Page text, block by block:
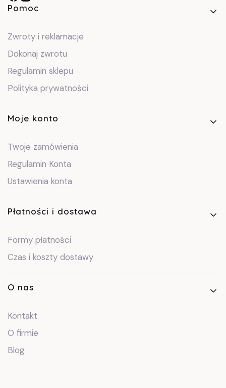
Linki w stopce
Pomoc
Zwroty i reklamacje
Dokonaj zwrotu
Regulamin sklepu
Polityka prywatności
Moje konto
Twoje zamówienia
Regulamin Konta
Ustawienia konta
Płatności i dostawa
Formy płatności
Czas i koszty dostawy
O nas
Kontakt
O firmie
Blog